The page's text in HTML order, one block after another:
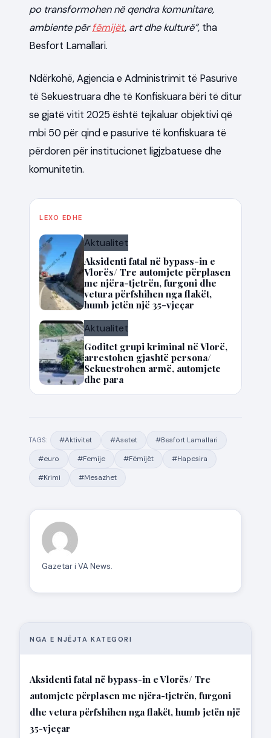
po transformohen në qendra komunitare,
ambiente përfëmijët, art dhe kulturë”, tha
Besfort Lamallari.
Ndërkohë, Agjencia e Administrimit të Pasurive
të Sekuestruara dhe të Konfiskuara bëri të ditur
se gjatë vitit 2025 është tejkaluar objektivi që
mbi 50 për qind e pasurive të konfiskuara të
përdoren për institucionet ligjzbatuese dhe
komunitetin.
LEXO EDHE
Aktualitet
Aksidenti fatal në bypass-in e
Vlorës/ Tre automjete përplasen
me njëra-tjetrën, furgoni dhe
vetura përfshihen nga flakët,
humb jetën një 35-vjeçar
Aktualitet
Goditet grupi kriminal në Vlorë,
arrestohen gjashtë persona/
Sekuestrohen armë, automjete
dhe para
TAGS: #Aktivitet #Asetet #Besfort Lamallari
#euro #Femije #Fëmijët #Hapesira
#Krimi #Mesazhet
Gazetar i VA News.
NGA E NJËJTA KATEGORI
Aksidenti fatal në bypass-in e Vlorës/ Tre
automjete përplasen me njëra-tjetrën, furgoni
dhe vetura përfshihen nga flakët, humb jetën një
35-vjeçar